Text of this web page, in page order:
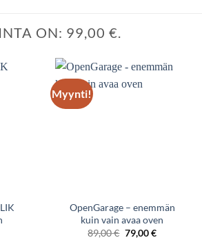
ON: 99,00 €.
Myynti!
OpenGarage – enemmän
kuin vain avaa oven
89,00€ Alkuperäinen
79,00€Nykyinen